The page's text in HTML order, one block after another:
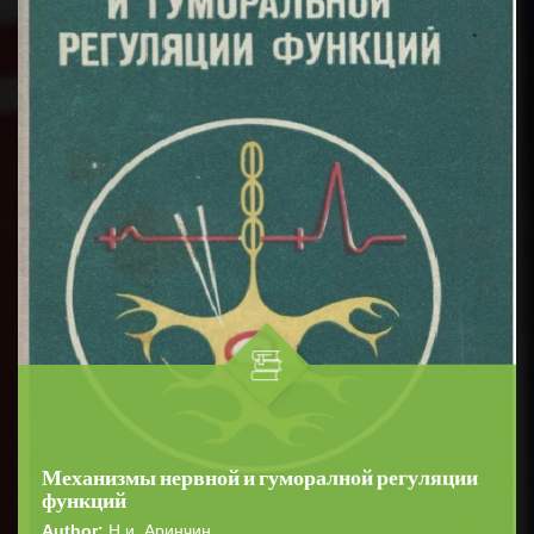
Механизмы нервной и гуморалной регуляции
функций
Author: Н.и. Аринчин